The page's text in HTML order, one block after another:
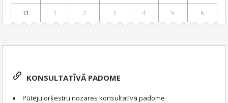
31 1 2 3 4 5 6
KONSULTATĪVĀ PADOME
Pūtēju orķestru nozares konsultatīvā padome